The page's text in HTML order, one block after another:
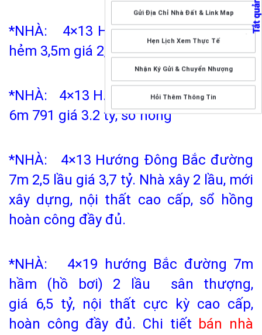
*NHÀ: 4×13 H. tây trệt 1 lững 1 lầu
hẻm 3,5m giá 2,5 tỷ
*NHÀ: 4×13 H. Đông Bắc 1 lầu đường
6m 791 giá 3.2 tỷ, sổ hông
*NHÀ: 4×13 Hướng Đông Bắc đường
7m 2,5 lầu giá 3,7 tỷ. Nhà xây 2 lầu, mới
xây dựng, nội thất cao cấp, sổ hồng
hoàn công đầy đủ.
*NHÀ: 4×19 hướng Bắc đường 7m
hầm (hồ bơi) 2 lầu sân thượng,
giá 6,5 tỷ, nội thất cực kỳ cao cấp,
hoàn công đầy đủ. Chi tiết bán nhà
Gửi Địa Chỉ Nhà Đất & Link Map
Hẹn Lịch Xem Thực Tế
Nhận Ký Gửi & Chuyển Nhượng
Hỏi Thêm Thông Tin